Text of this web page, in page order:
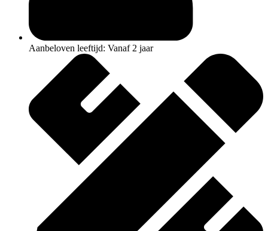
Aanbeloven leeftijd: Vanaf 2 jaar